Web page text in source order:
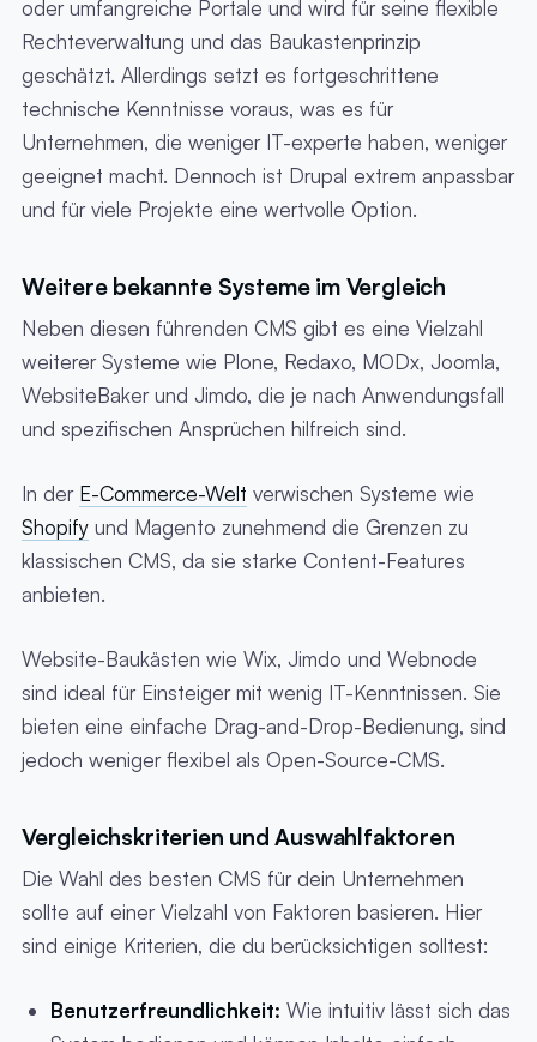
oder umfangreiche Portale und wird für seine flexible
Rechteverwaltung und das Baukastenprinzip
geschätzt. Allerdings setzt es fortgeschrittene
technische Kenntnisse voraus, was es für
Unternehmen, die weniger IT-experte haben, weniger
geeignet macht. Dennoch ist Drupal extrem anpassbar
und für viele Projekte eine wertvolle Option.
Weitere bekannte Systeme im Vergleich
Neben diesen führenden CMS gibt es eine Vielzahl
weiterer Systeme wie Plone, Redaxo, MODx, Joomla,
WebsiteBaker und Jimdo, die je nach Anwendungsfall
und spezifischen Ansprüchen hilfreich sind.
In der E-Commerce-Welt verwischen Systeme wie
Shopify und Magento zunehmend die Grenzen zu
klassischen CMS, da sie starke Content-Features
anbieten.
Website-Baukästen wie Wix, Jimdo und Webnode
sind ideal für Einsteiger mit wenig IT-Kenntnissen. Sie
bieten eine einfache Drag-and-Drop-Bedienung, sind
jedoch weniger flexibel als Open-Source-CMS.
Vergleichskriterien und Auswahlfaktoren
Die Wahl des besten CMS für dein Unternehmen
sollte auf einer Vielzahl von Faktoren basieren. Hier
sind einige Kriterien, die du berücksichtigen solltest:
Benutzerfreundlichkeit: Wie intuitiv lässt sich das